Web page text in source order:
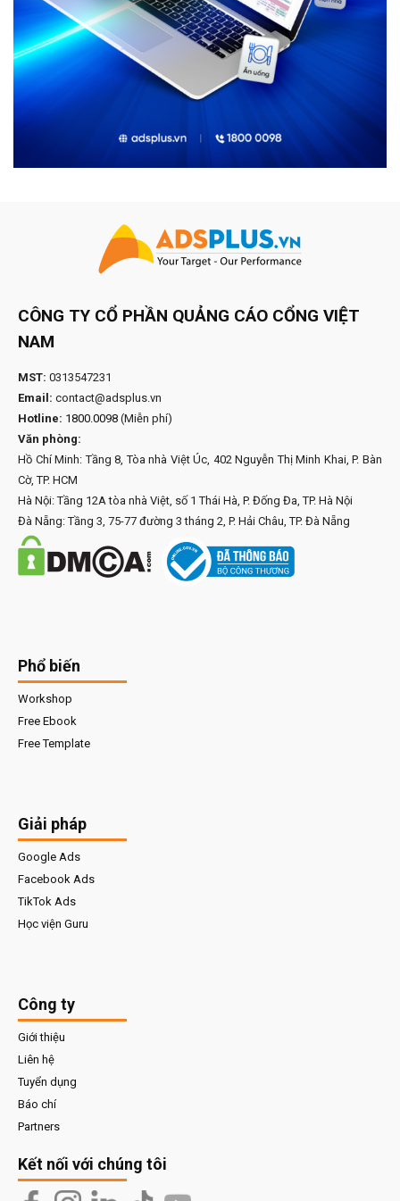
CÔNG TY CỔ PHẦN QUẢNG CÁO CỔNG VIỆT
NAM
MST: 0313547231
Email: contact@adsplus.vn
Hotline: 1800.0098 (Miễn phí)
Văn phòng:
Hồ Chí Minh: Tầng 8, Tòa nhà Việt Úc, 402 Nguyễn Thị Minh Khai, P. Bàn
Cờ, TP. HCM
Hà Nội: Tầng 12A tòa nhà Việt, số 1 Thái Hà, P. Đống Đa, TP. Hà Nội
Đà Nẵng: Tầng 3, 75-77 đường 3 tháng 2, P. Hải Châu, TP. Đà Nẵng
Phổ biến
Workshop
Free Ebook
Free Template
Giải pháp
Google Ads
Facebook Ads
TikTok Ads
Học viện Guru
Công ty
Giới thiệu
Liên hệ
Tuyển dụng
Báo chí
Partners
Kết nối với chúng tôi